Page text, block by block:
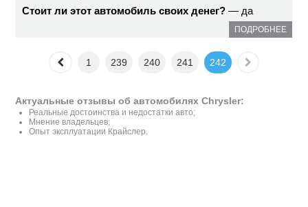
Стоит ли этот автомобиль своих денег? — да
ПОДРОБНЕЕ
1 239 240 241 242
Актуальные отзывы об автомобилях Chrysler:
Реальные достоинства и недостатки авто;
Мнение владельцев;
Опыт эксплуатации Крайслер.